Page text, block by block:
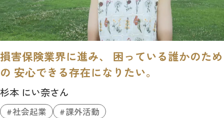
損害保険業界に進み、 困っている誰かのため
の 安心できる存在になりたい。
杉本 にい奈さん
社会起業 課外活動